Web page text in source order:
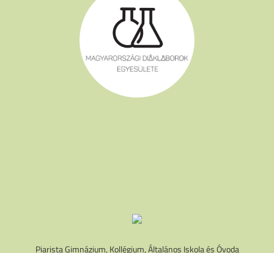
Piarista Gimnázium, Kollégium, Általános Iskola és Óvoda